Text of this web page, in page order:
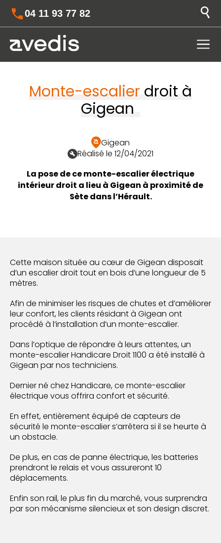
04 11 93 77 82
Monte-escalier droit à
Gigean
Gigean
Réalisé le 12/04/2021
La pose de ce monte-escalier électrique
intérieur droit a lieu à Gigean à proximité de
Sète dans l’Hérault.
Cette maison située au cœur de Gigean disposait
d’un escalier droit tout en bois d’une longueur de 5
mètres.
Afin de minimiser les risques de chutes et d’améliorer
leur confort, les clients résidant à Gigean ont
procédé à l’installation d’un monte-escalier.
Dans l’optique de répondre à leurs attentes, un
monte-escalier Handicare Droit 1100 a été installé à
Gigean par nos techniciens.
Dernier né chez Handicare, ce monte-escalier
électrique vous offrira confort et sécurité.
En effet, entièrement équipé de capteurs de
sécurité le monte-escalier s’arrêtera si il se heurte à
un obstacle.
De plus, en cas de panne électrique, les batteries
prendront le relais et vous assureront 10
déplacements.
Enfin son rail, le plus fin du marché, vous surprendra
par son mécanisme silencieux et son design discret.